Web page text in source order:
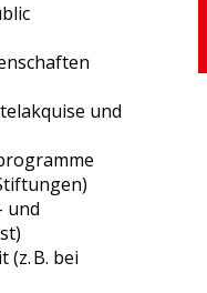
und
und
B. bei